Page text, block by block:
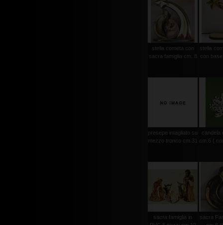
stella cometa con
sacra famiglia cm. 8
stella
con
presepe intagliato su
mezzo tronco cm.31
candela
cm.6 (
sacra famiglia in
sacra